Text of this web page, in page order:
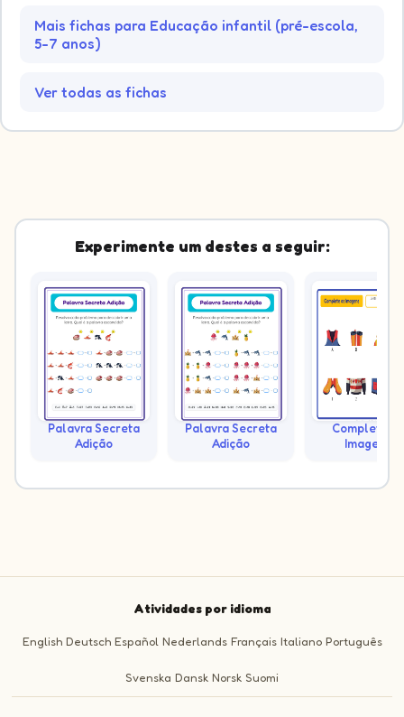
Mais fichas para Educação infantil (pré-escola,
5-7 anos)
Ver todas as fichas
Experimente um destes a seguir:
Palavra Secreta
Adição
Palavra Secreta
Adição
Complete as
Imagens
Atividades por idioma
English Deutsch Español Nederlands Français Italiano Português
Svenska Dansk Norsk Suomi